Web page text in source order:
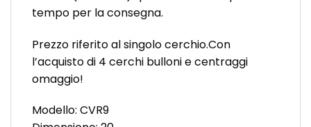
tempo per la consegna.
Prezzo riferito al singolo cerchio.Con
l’acquisto di 4 cerchi bulloni e centraggi
omaggio!
Modello: CVR9